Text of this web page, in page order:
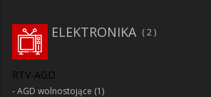
2
ELEKTRONIKA
RTV-AGD
AGD wolnostojące (1)